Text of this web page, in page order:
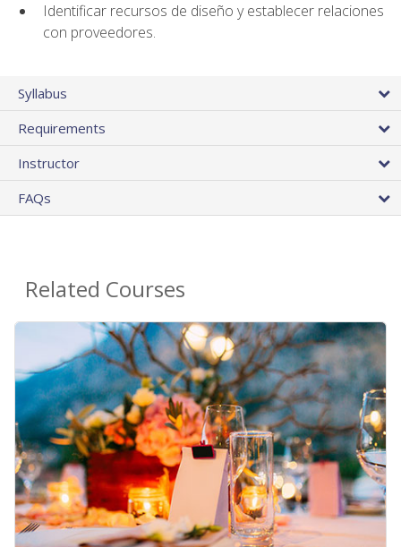
Identificar recursos de diseño y establecer relaciones
con proveedores.
Syllabus
Requirements
Instructor
FAQs
Related Courses